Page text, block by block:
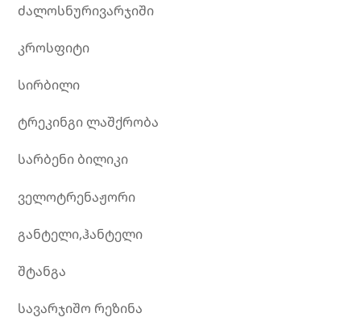
ძალოსნურივარჯიში
კროსფიტი
სირბილი
ტრეკინგი ლაშქრობა
სარბენი ბილიკი
ველოტრენაჟორი
განტელი,ჰანტელი
შტანგა
სავარჯიშო რეზინა